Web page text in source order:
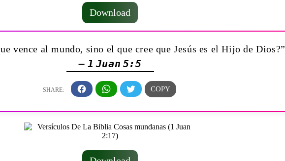
Download
vence al mundo, sino el que cree que Jesús es el Hijo de Dios?”
— 1 Juan 5:5